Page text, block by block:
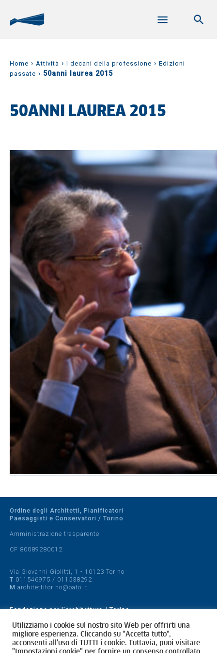
Home › Attività › I decani della professione › Edizioni
passate › 50anni laurea 2015
50ANNI LAUREA 2015
Ordine degli Architetti, Pianificatori
Paesaggisti e Conservatori / Torino
Amministrazione trasparente
CF 80089280012
Via Giovanni Giolitti, 1 - 10123 Torino
T 011546975 / 011538292
M architettitorino@oato.it
Fondazione per l'architettura / Torino
Designed by quattrolinee.it
Cookie Policy
Utilizziamo i cookie sul nostro sito Web per offrirti una
migliore esperienza. Cliccando su "Accetta tutto",
acconsenti all'uso di TUTTI i cookie. Tuttavia, puoi visitare